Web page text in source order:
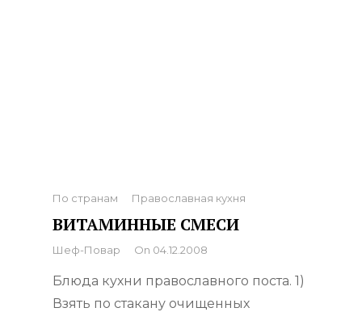
Categories
По странам Православная кухня
ВИТАМИННЫЕ СМЕСИ
By
Шеф-Повар On 04.12.2008
Блюда кухни православного поста. 1)
Взять по стакану очищенных